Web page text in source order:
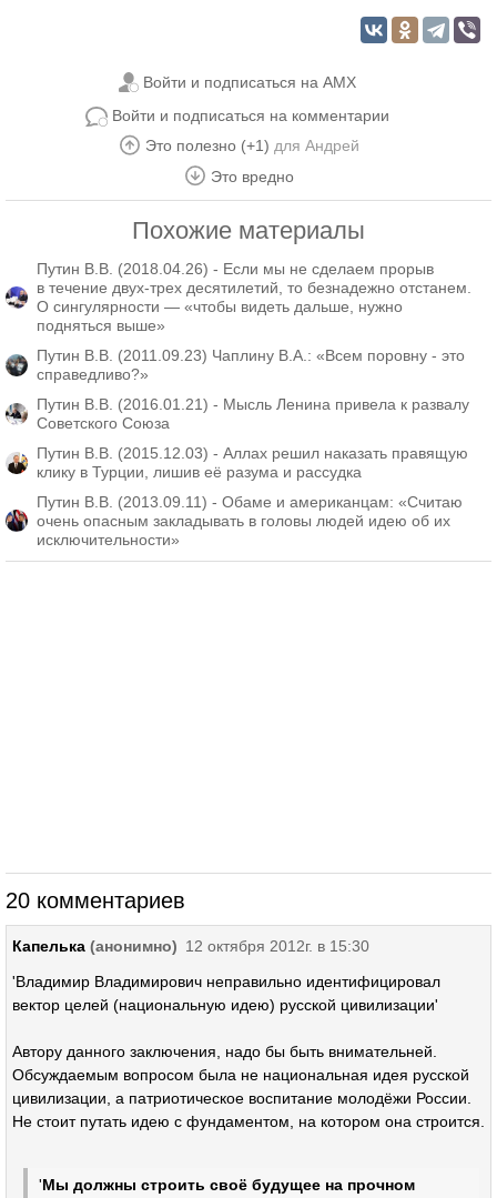
Войти и подписаться на AMX
Войти и подписаться на комментарии
Это полезно (+1) для Андрей
Это вредно
Похожие материалы
Путин В.В. (2018.04.26) - Если мы не сделаем прорыв
в течение двух-трех десятилетий, то безнадежно отстанем.
О сингулярности — «чтобы видеть дальше, нужно
подняться выше»
Путин В.В. (2011.09.23) Чаплину В.А.: «Всем поровну - это
справедливо?»
Путин В.В. (2016.01.21) - Мысль Ленина привела к развалу
Советского Союза
Путин В.В. (2015.12.03) - Аллах решил наказать правящую
клику в Турции, лишив её разума и рассудка
Путин В.В. (2013.09.11) - Обаме и американцам: «Считаю
очень опасным закладывать в головы людей идею об их
исключительности»
20 комментариев
Капелька (анонимно) 12 октября 2012г. в 15:30
'Владимир Владимирович неправильно идентифицировал
вектор целей (национальную идею) русской цивилизации'
Автору данного заключения, надо бы быть внимательней.
Обсуждаемым вопросом была не национальная идея русской
цивилизации, а патриотическое воспитание молодёжи России.
Не стоит путать идею с фундаментом, на котором она строится.
'Мы должны строить своё будущее на прочном